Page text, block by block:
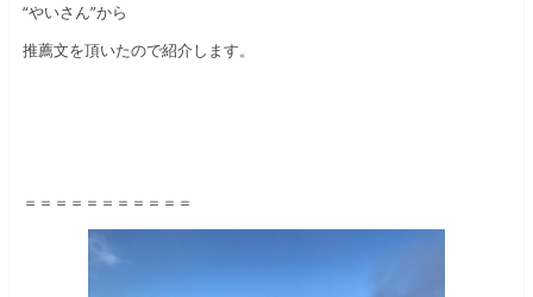
“やいさん”から
推薦文を頂いたので紹介します。
＝＝＝＝＝＝＝＝＝＝＝